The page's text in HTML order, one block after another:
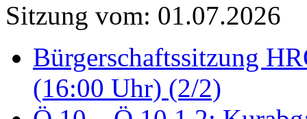
Sitzung vom: 01.07.2026
Bürgerschaftssitzung
(16:00 Uhr) (2/2)